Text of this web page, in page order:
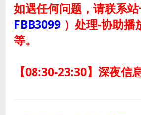
如遇任何问题，请联系
FBB3099 ） 处理-协助
等。
【08:30-23:30】深夜信